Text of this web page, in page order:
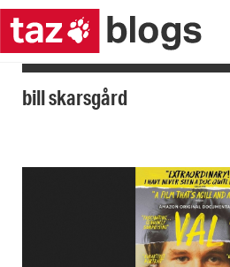
bill skarsgård